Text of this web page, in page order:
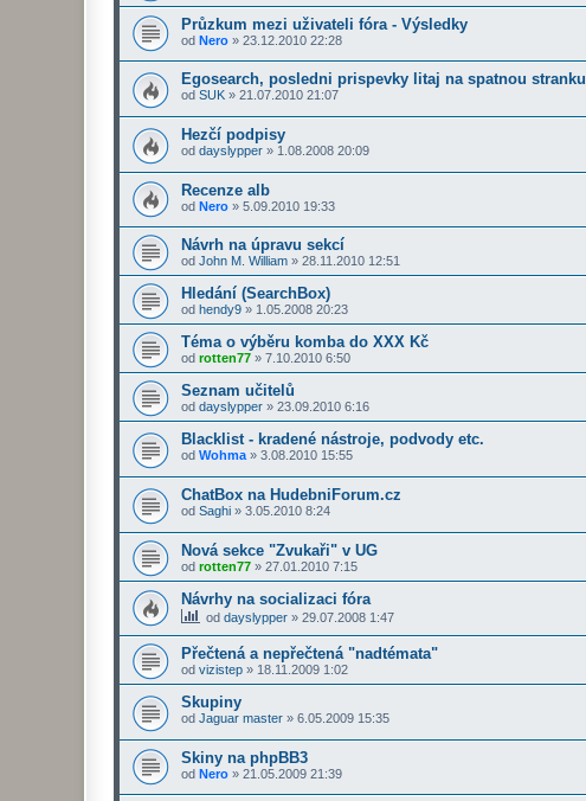
Průzkum mezi uživateli fóra - Výsledky
od Nero » 23.12.2010 22:28
Egosearch, posledni prispevky litaj na spatnou stranku
od SUK » 21.07.2010 21:07
Hezčí podpisy
od dayslypper » 1.08.2008 20:09
Recenze alb
od Nero » 5.09.2010 19:33
Návrh na úpravu sekcí
od John M. William » 28.11.2010 12:51
Hledání (SearchBox)
od hendy9 » 1.05.2008 20:23
Téma o výběru komba do XXX Kč
od rotten77 » 7.10.2010 6:50
Seznam učitelů
od dayslypper » 23.09.2010 6:16
Blacklist - kradené nástroje, podvody etc.
od Wohma » 3.08.2010 15:55
ChatBox na HudebniForum.cz
od Saghi » 3.05.2010 8:24
Nová sekce "Zvukaři" v UG
od rotten77 » 27.01.2010 7:15
Návrhy na socializaci fóra
od dayslypper » 29.07.2008 1:47
Přečtená a nepřečtená "nadtémata"
od vizistep » 18.11.2009 1:02
Skupiny
od Jaguar master » 6.05.2009 15:35
Skiny na phpBB3
od Nero » 21.05.2009 21:39